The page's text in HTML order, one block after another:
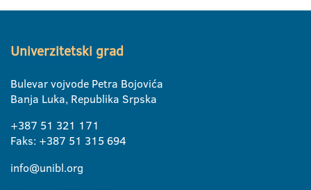
Univerzitetski grad
Bulevar vojvode Petra Bojovića
Banja Luka, Republika Srpska
+387 51 321 171
Faks: +387 51 315 694
info@unibl.org